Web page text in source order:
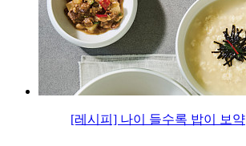
[레시피] 나이 들수록 밥이 보약